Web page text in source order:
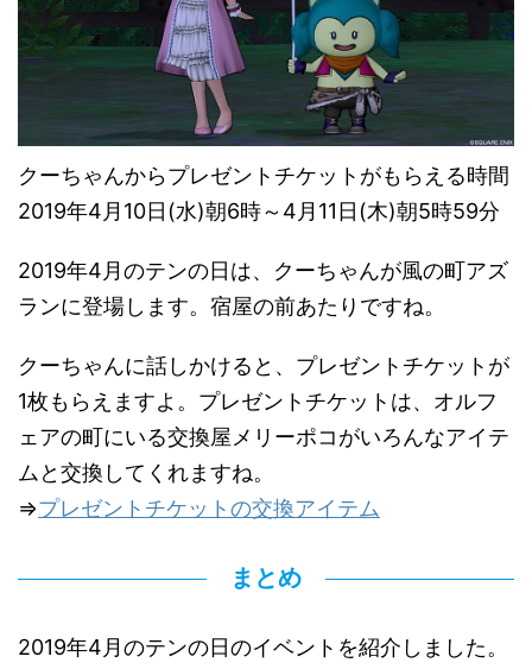
クーちゃんからプレゼントチケットがもらえる時間
2019年4月10日(水)朝6時～4月11日(木)朝5時59分
2019年4月のテンの日は、クーちゃんが風の町アズ
ランに登場します。宿屋の前あたりですね。
クーちゃんに話しかけると、プレゼントチケットが
1枚もらえますよ。プレゼントチケットは、オルフ
ェアの町にいる交換屋メリーポコがいろんなアイテ
ムと交換してくれますね。
⇒プレゼントチケットの交換アイテム
まとめ
2019年4月のテンの日のイベントを紹介しました。